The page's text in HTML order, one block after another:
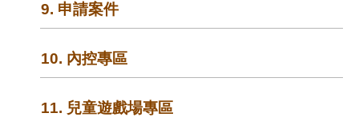
9. 申請案件
10. 內控專區
11. 兒童遊戲場專區